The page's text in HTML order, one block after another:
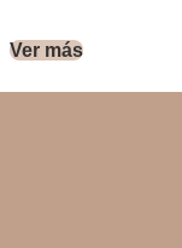
Ver más